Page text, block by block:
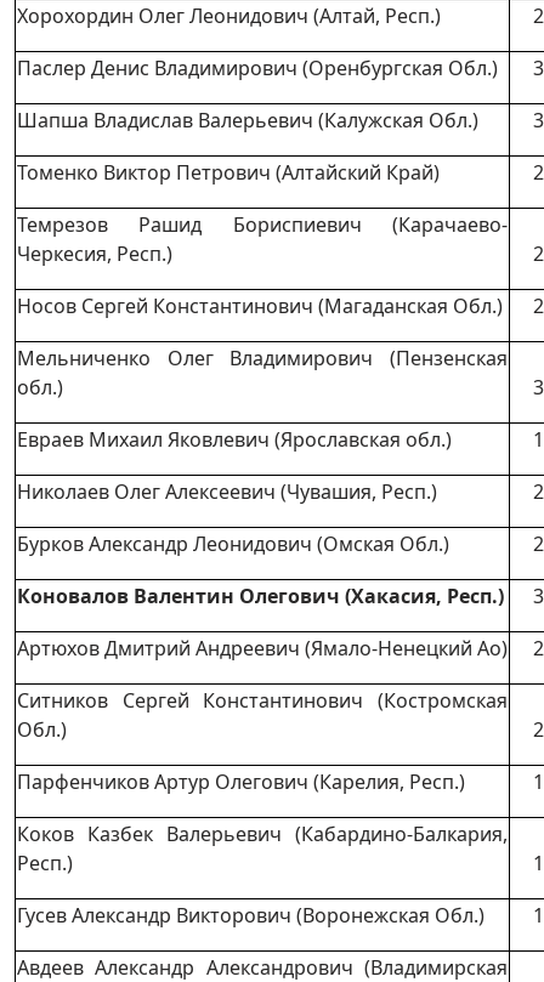
Хорохордин Олег Леонидович (Алтай, Респ.)
Паслер Денис Владимирович (Оренбургская Обл.)
Шапша Владислав Валерьевич (Калужская Обл.)
Томенко Виктор Петрович (Алтайский Край)
Темрезов Рашид Бориспиевич (Карачаево-
Черкесия, Респ.)
Носов Сергей Константинович (Магаданская Обл.)
Мельниченко Олег Владимирович (Пензенская
обл.)
Евраев Михаил Яковлевич (Ярославская обл.)
Николаев Олег Алексеевич (Чувашия, Респ.)
Бурков Александр Леонидович (Омская Обл.)
Коновалов Валентин Олегович (Хакасия, Респ.)
Артюхов Дмитрий Андреевич (Ямало-Ненецкий Ао)
Ситников Сергей Константинович (Костромская
Обл.)
Парфенчиков Артур Олегович (Карелия, Респ.)
Коков Казбек Валерьевич (Кабардино-Балкария,
Респ.)
Гусев Александр Викторович (Воронежская Обл.)
Авдеев Александр Александрович (Владимирская